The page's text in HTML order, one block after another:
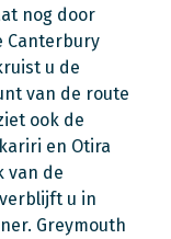
nog door
Canterbury
u de
van de route
ook de
en Otira
van de
u in
Greymouth